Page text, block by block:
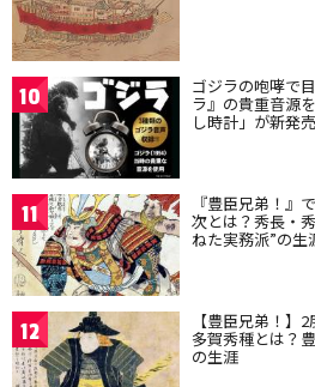
10 ゴジラの咆哮で
ラ』の貴重音源
し時計」が新発売
11 『豊臣兄弟！』
次とは？秀長・
ねた実務派”の生
12 【豊臣兄弟！】
多賀秀種とは？
の生涯